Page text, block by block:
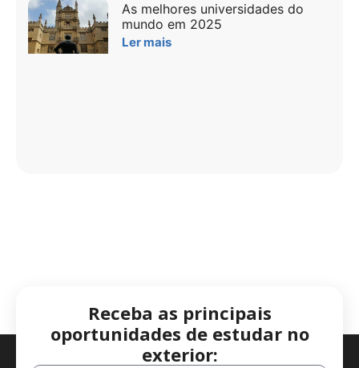
As melhores universidades do
mundo em 2025
Ler mais
Receba as principais
oportunidades de estudar no
exterior: